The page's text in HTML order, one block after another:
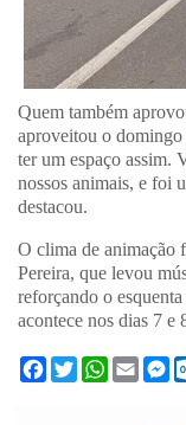
Quem também
aproveitou o
ter um espaço assim.
nossos animais, e foi
destacou.
O clima de animação
Pereira, que levou
reforçando o
acontece nos dias 7 e
F
a
T
w
W
h
E
m
M
e